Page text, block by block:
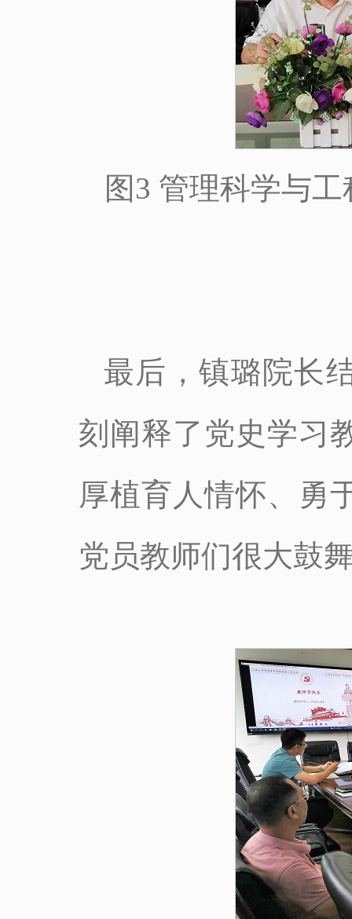
图3 管理科学与
最后，镇璐院长
刻阐释了党史学习
厚植育人情怀、勇
党员教师们很大鼓